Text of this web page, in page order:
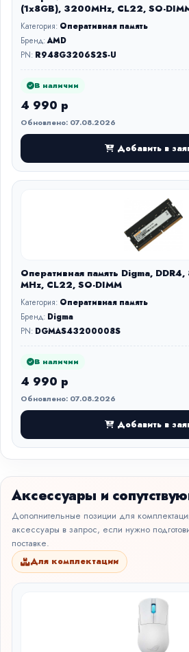
(1x8GB), 3200MHz, CL22, SO-
Категория: Оперативная память
Бренд:AMD
PN: R948G3206S2S-U
В наличии
4 990 р
Обновлено: 07.08.2026
Добавить в
Оперативная память Digma,
MHz, CL22, SO-DIMM
Категория: Оперативная память
Бренд: Digma
PN: DGMAS43200008S
В наличии
4 990 р
Обновлено: 07.08.2026
Добавить в
Аксессуары и
Дополнительные позиции для
аксессуары в запрос, если нужно
поставке.
Для комплектации